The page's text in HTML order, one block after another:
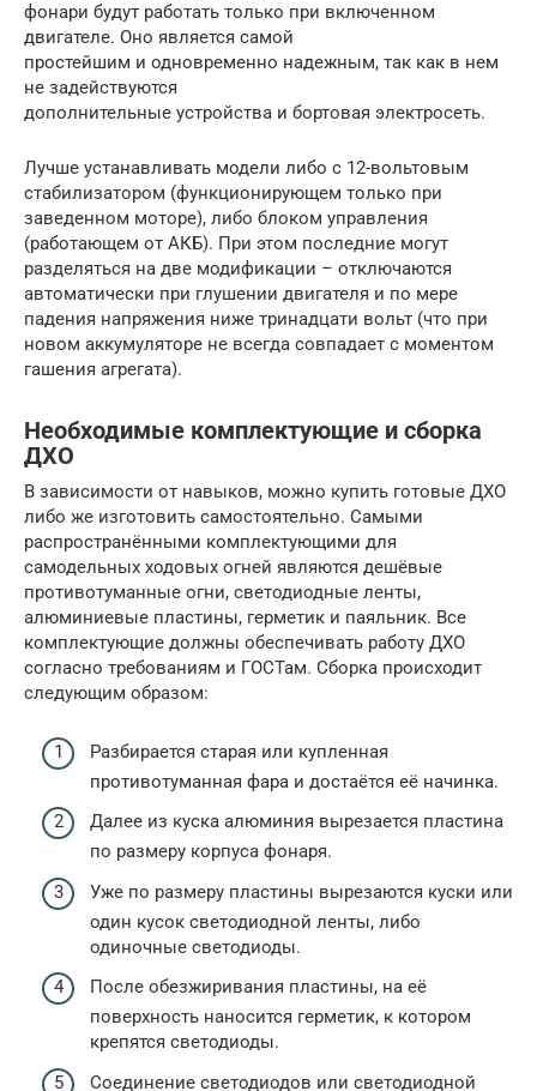
фонари будут работать только при включенном
двигателе. Оно является самой
простейшим и одновременно надежным, так как в нем
не задействуются
дополнительные устройства и бортовая электросеть.
Лучше устанавливать модели либо с 12-вольтовым
стабилизатором (функционирующем только при
заведенном моторе), либо блоком управления
(работающем от АКБ). При этом последние могут
разделяться на две модификации – отключаются
автоматически при глушении двигателя и по мере
падения напряжения ниже тринадцати вольт (что при
новом аккумуляторе не всегда совпадает с моментом
гашения агрегата).
Необходимые комплектующие и сборка
ДХО
В зависимости от навыков, можно купить готовые ДХО
либо же изготовить самостоятельно. Самыми
распространёнными комплектующими для
самодельных ходовых огней являются дешёвые
противотуманные огни, светодиодные ленты,
алюминиевые пластины, герметик и паяльник. Все
комплектующие должны обеспечивать работу ДХО
согласно требованиям и ГОСТам. Сборка происходит
следующим образом:
Разбирается старая или купленная
противотуманная фара и достаётся её начинка.
Далее из куска алюминия вырезается пластина
по размеру корпуса фонаря.
Уже по размеру пластины вырезаются куски или
один кусок светодиодной ленты, либо
одиночные светодиоды.
После обезжиривания пластины, на её
поверхность наносится герметик, к котором
крепятся светодиоды.
Соединение светодиодов или светодиодной